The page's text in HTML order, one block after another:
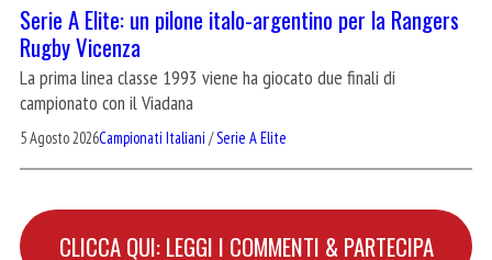
Serie A Elite: un pilone italo-argentino per la Rangers
Rugby Vicenza
La prima linea classe 1993 viene ha giocato due finali di
campionato con il Viadana
5 Agosto 2026Campionati Italiani /Serie A Elite
CLICCA QUI: LEGGI I COMMENTI & PARTECIPA